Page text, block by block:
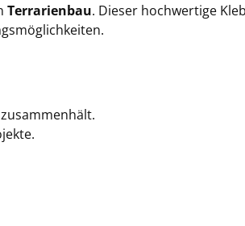
Terrarienbau. Dieser hochwertige